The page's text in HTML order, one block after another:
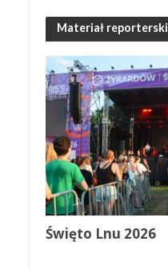
Materiał reporterski
Święto Lnu 2026